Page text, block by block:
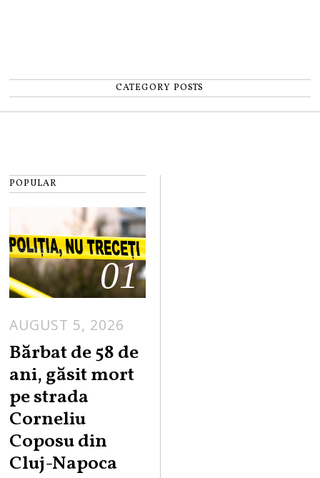
CATEGORY POSTS
POPULAR
01
AUGUST 5, 2026
Bărbat de 58 de
ani, găsit mort
pe strada
Corneliu
Coposu din
Cluj-Napoca